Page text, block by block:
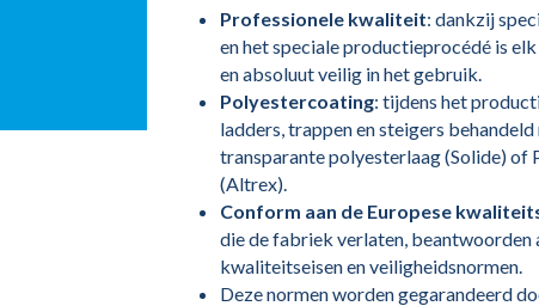
Professionele kwaliteit: dankzij
en het speciale productieprocédé is
en absoluut veilig in het gebruik.
Polyestercoating: tijdens het
ladders, trappen en steigers behandeld
transparante polyesterlaag (Solide) of
(Altrex).
Conform aan de Europese
die de fabriek verlaten, beantwoorden
kwaliteitseisen en veiligheidsnormen.
Deze normen worden gegarandeerd